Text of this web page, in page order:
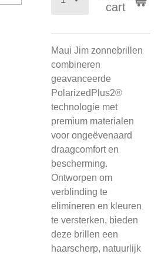
cart
Maui Jim zonnebrillen
combineren
geavanceerde
PolarizedPlus2®
technologie met
premium materialen
voor ongeëvenaard
draagcomfort en
bescherming.
Ontworpen om
verblinding te
elimineren en kleuren
te versterken, bieden
deze brillen een
haarscherp, natuurlijk